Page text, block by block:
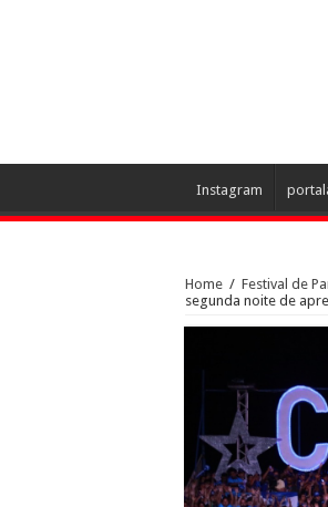
Instagram
Home / Festival de
segunda noite de